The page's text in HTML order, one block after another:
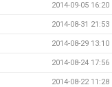
2014-09-05 16:20
2014-08-31 21:53
2014-08-29 13:10
2014-08-24 17:56
2014-08-22 11:28